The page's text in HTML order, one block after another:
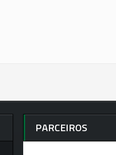
PARCEIROS